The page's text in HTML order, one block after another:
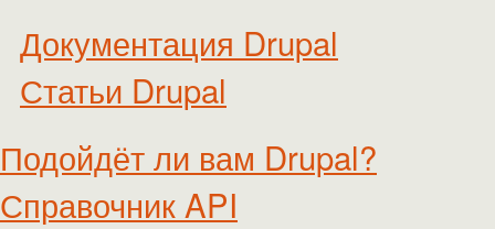
Документация Drupal
Статьи Drupal
Подойдёт ли вам Drupal?
Справочник API